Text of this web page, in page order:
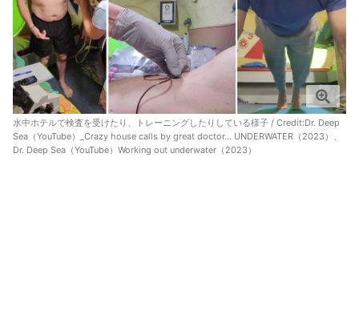
水中ホテルで検査を受けたり、トレーニングしたりしている様子 / Credit:Dr. Deep
Sea（YouTube）_Crazy house calls by great doctor… UNDERWATER（2023） 、
Dr. Deep Sea（YouTube）Working out underwater（2023）